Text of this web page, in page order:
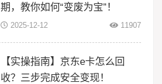
期，教你如何“变废为宝”！
2025-12-12 11907
【实操指南】京东e卡怎么回
收？三步完成安全变现！